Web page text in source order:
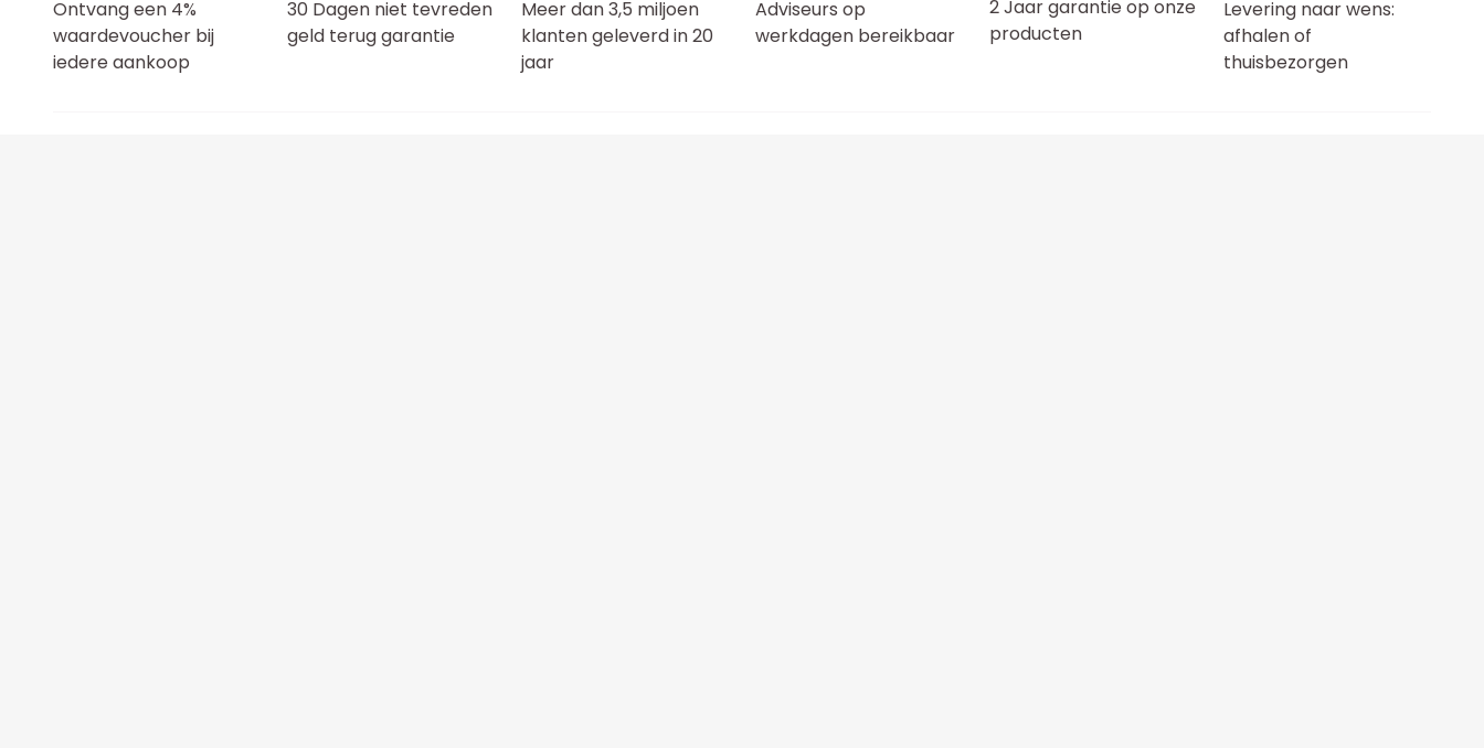
Ontvang een 4%
waardevoucher bij
iedere aankoop
30 Dagen niet tevreden
geld terug garantie
Meer dan 3,5 miljoen
klanten geleverd in 20
jaar
Adviseurs op
werkdagen bereikbaar
2 Jaar garantie op onze
producten
Levering naar wens:
afhalen of
thuisbezorgen